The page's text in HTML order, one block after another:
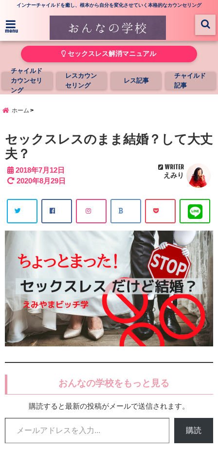
インナーチャイルドを癒し、根本から自分を変化させていく本格的なカウンセリング
menu
セックスレス解消マニュアル
チャイルド
カウンセリ
ング
レスカウン
セリング
レス記事
チャイルド
記事
ホーム
セックスレスのまま結婚？して大丈
夫？
2018年7月12日
2020年8月29日
WRITER
えみり
おんなの学校をもっと見る
購読すると最新の投稿がメールで送信されます。
メールアドレスを入力...
購読